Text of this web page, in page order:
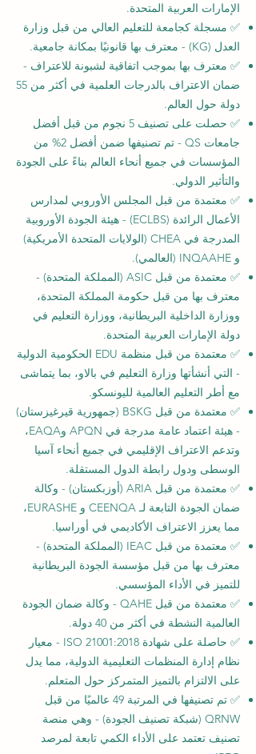
الإمارات العربية المتحدة.
✅ مسجلة كجامعة للتعليم العالي من قبل وزارة
العدل (KG) - معترف بها قانونيًا بمكانة جامعية.
✅ معترف بها بموجب اتفاقية لشبونة للاعتراف -
ضمان الاعتراف بالدرجات العلمية في أكثر من 55
دولة حول العالم.
✅ حصلت على تصنيف 5 نجوم من قبل أفضل
جامعات QS - تم تصنيفها ضمن أفضل 2% من
المؤسسات في جميع أنحاء العالم بناءً على الجودة
والتأثير الدولي.
✅ معتمدة من قبل المجلس الأوروبي لمدارس
الأعمال الرائدة (ECLBS) - هيئة الجودة الأوروبية
المدرجة في CHEA (الولايات المتحدة الأمريكية)
و INQAAHE (العالمي).
✅ معتمدة من قبل ASIC (المملكة المتحدة) -
معترف بها من قبل حكومة المملكة المتحدة،
ووزارة الداخلية البريطانية، ووزارة التعليم في
دولة الإمارات العربية المتحدة.
✅ معتمدة من قبل منظمة EDU الحكومية الدولية
- التي أنشأتها وزارة التعليم في بالاو، بما يتماشى
مع أطر التعليم العالمية لليونسكو.
✅ معتمدة من قبل BSKG (جمهورية قيرغيزستان)
- هيئة اعتماد عامة مدرجة في APQN وEAQA،
وتدعم الاعتراف الإقليمي في جميع أنحاء آسيا
الوسطى ودول رابطة الدول المستقلة.
✅ معتمدة من قبل ARIA (أوزبكستان) - وكالة
ضمان الجودة التابعة لـ CEENQA و EURASHE،
مما يعزز الاعتراف الأكاديمي في أوراسيا.
✅ معتمدة من قبل IEAC (المملكة المتحدة) -
معترف بها من قبل مؤسسة الجودة البريطانية
للتميز في الأداء المؤسسي.
✅ معتمدة من قبل QAHE - وكالة ضمان الجودة
العالمية النشطة في أكثر من 40 دولة.
✅ حاصلة على شهادة ISO 21001:2018 - معيار
نظام إدارة المنظمات التعليمية الدولية، مما يدل
على الالتزام بالتميز المتمركز حول المتعلم.
✅ تم تصنيفها في المرتبة 49 عالميًا من قبل
QRNW (شبكة تصنيف الجودة) - وهي منصة
تصنيف تعتمد على الأداء الكمي تابعة لمرصد